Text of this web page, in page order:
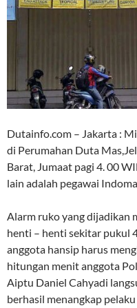
Dutainfo.com – Jakarta :
di Perumahan Duta
Barat, Jumaat pagi 4. 00
lain adalah pegawai
Alarm ruko yang dijadikan
henti – henti sekitar pukul
anggota hansip harus
hitungan menit anggota
Aiptu Daniel Cahyadi
berhasil menangkap